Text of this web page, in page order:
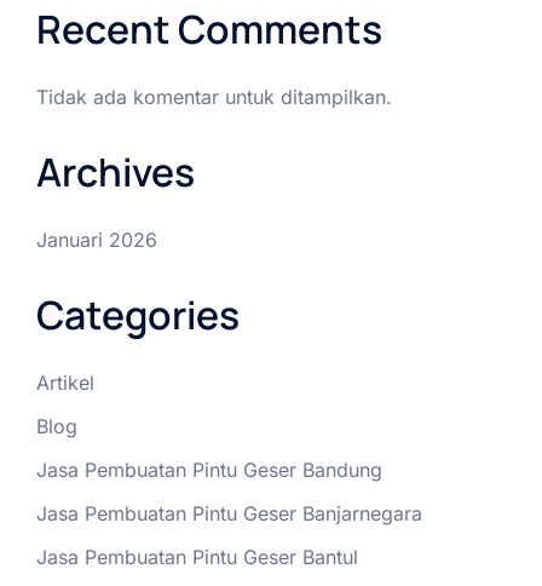
Recent Comments
Tidak ada komentar untuk ditampilkan.
Archives
Januari 2026
Categories
Artikel
Blog
Jasa Pembuatan Pintu Geser Bandung
Jasa Pembuatan Pintu Geser Banjarnegara
Jasa Pembuatan Pintu Geser Bantul